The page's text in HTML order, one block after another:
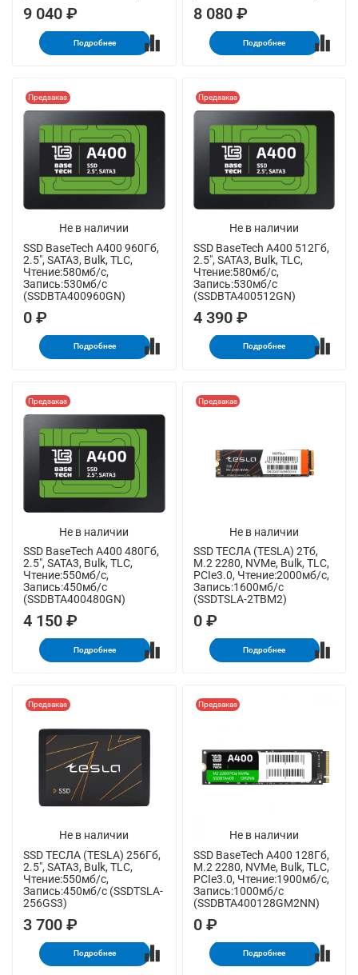
9 040 ₽
Подробнее
8 080 ₽
Подробнее
Не в наличии
Предзаказ
SSD BaseTech A400 960Гб,
2.5", SATA3, Bulk, TLC,
Чтение:580мб/с,
Запись:530мб/с
(SSDBTA400960GN)
0 ₽
Подробнее
Не в наличии
Предзаказ
SSD BaseTech A400 512Гб,
2.5", SATA3, Bulk, TLC,
Чтение:580мб/с,
Запись:530мб/с
(SSDBTA400512GN)
4 390 ₽
Подробнее
Не в наличии
Предзаказ
SSD BaseTech A400 480Гб,
2.5", SATA3, Bulk, TLC,
Чтение:550мб/с,
Запись:450мб/с
(SSDBTA400480GN)
4 150 ₽
Подробнее
Не в наличии
Предзаказ
SSD ТЕСЛА (TESLA) 2Тб,
M.2 2280, NVMe, Bulk, TLC,
PCIe3.0, Чтение:2000мб/с,
Запись:1600мб/с
(SSDTSLA-2TBM2)
0 ₽
Подробнее
Не в наличии
Предзаказ
SSD ТЕСЛА (TESLA) 256Гб,
2.5", SATA3, Bulk, TLC,
Чтение:550мб/с,
Запись:450мб/с (SSDTSLA-
256GS3)
3 700 ₽
Подробнее
Не в наличии
Предзаказ
SSD BaseTech A400 128Гб,
M.2 2280, NVMe, Bulk, TLC,
PCIe3.0, Чтение:1900мб/с,
Запись:1000мб/с
(SSDBTA400128GM2NN)
0 ₽
Подробнее